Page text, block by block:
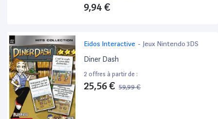
9,94 €
Eidos Interactive - Jeux Nintendo 3DS
Diner Dash
2 offres à partir de :
25,56 € 59,99 €